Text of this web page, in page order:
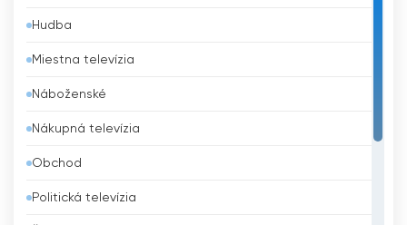
Barbados
Belgicko
Belize
Benin
Bhután
Bielorusko
Hudba
Miestna televízia
Náboženské
Nákupná televízia
Obchod
Politická televízia